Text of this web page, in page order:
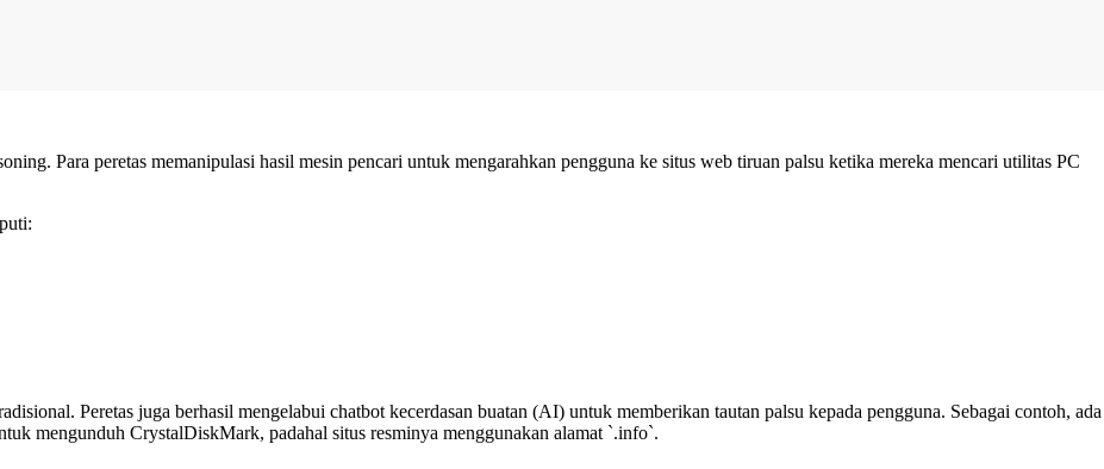
Para peretas memanipulasi hasil mesin pencari untuk mengarahkan pengguna ke situs web tiruan palsu ketika mereka mencari utilitas PC
Peretas juga berhasil mengelabui chatbot kecerdasan buatan (AI) untuk memberikan tautan palsu kepada pengguna. Sebagai contoh, ada
mengunduh CrystalDiskMark, padahal situs resminya menggunakan alamat `.info`.